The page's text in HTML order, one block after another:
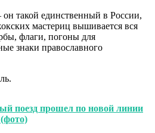
такой единственный в России,
мастериц вышивается вся
флаги, погоны для
знаки православного
поезд прошел по новой линии
(фото)